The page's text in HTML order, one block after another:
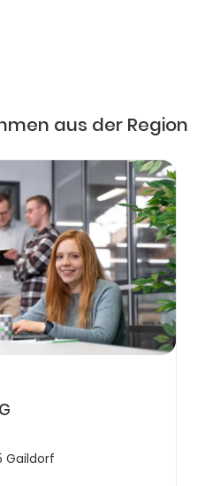
aus der Region
Gaildorf